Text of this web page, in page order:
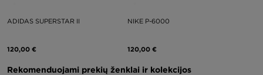
ADIDAS SUPERSTAR II
120,00 €
NIKE P-6000
120,00 €
Rekomenduojami prekių ženklai ir kolekcijos